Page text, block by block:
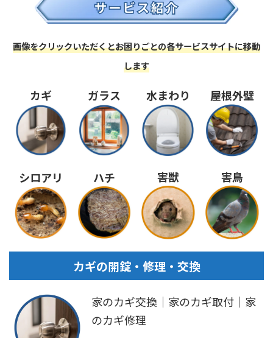
画像をクリックいただくとお困りごとの各サービスサイトに移動
します
カギ ガラス 水まわり 屋根外壁
シロアリ ハチ 害獣 害鳥
カギの開錠・修理・交換
家のカギ交換｜家のカギ取付｜家
のカギ修理